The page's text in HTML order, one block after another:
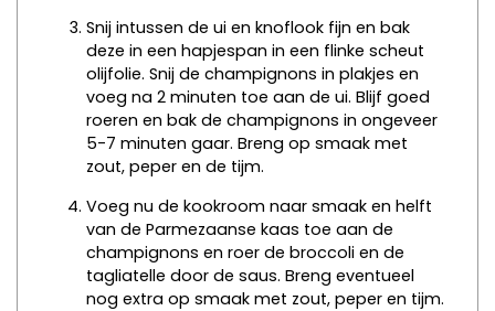
Snij intussen de ui en knoflook fijn en bak
deze in een hapjespan in een flinke scheut
olijfolie. Snij de champignons in plakjes en
voeg na 2 minuten toe aan de ui. Blijf goed
roeren en bak de champignons in ongeveer
5-7 minuten gaar. Breng op smaak met
zout, peper en de tijm.
Voeg nu de kookroom naar smaak en helft
van de Parmezaanse kaas toe aan de
champignons en roer de broccoli en de
tagliatelle door de saus. Breng eventueel
nog extra op smaak met zout, peper en tijm.